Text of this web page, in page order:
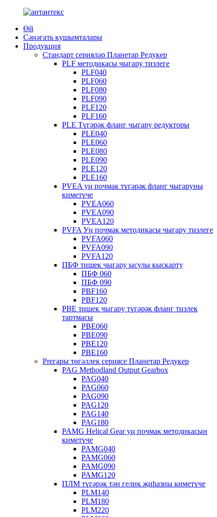
Өй
Сәнәгать кушымталары
Продукция
Стандарт серияләр Планетар Редукер
PLF методикасы чыгару тизлеге
PLF040
PLF060
PLF080
PLF090
PLF120
PLF160
PLE Түгәрәк фланг чыгару редукторы
PLE040
PLE060
PLE080
PLE090
PLE120
PLE160
PVEA уң почмак түгәрәк фланг чыгаруны
киметүче
PVEA060
PVEA090
PVEA120
PVFA Уң почмак методикасы чыгару тизлеге
PVFA060
PVFA090
PVFA120
ПБФ тишек чыгару ысулы кыскарту
ПБФ 060
ПБФ 090
PBF160
PBF120
PBE тишек чыгару түгәрәк фланг тизлек
тартмасы
PBE060
PBE090
PBE120
PBE160
Preгары төгәллек сериясе Планетар Редукер
PAG Methodland Output Gearbox
PAG040
PAG060
PAG090
PAG120
PAG140
PAG180
PAMG Helical Gear уң почмак методикасын
киметүче
PAMG040
PAMG060
PAMG090
PAMG120
ПЛМ түгәрәк тән гелик җиһазны киметүче
PLM140
PLM180
PLM220